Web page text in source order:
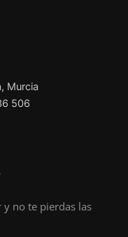
Murcia
506
y no te pierdas las